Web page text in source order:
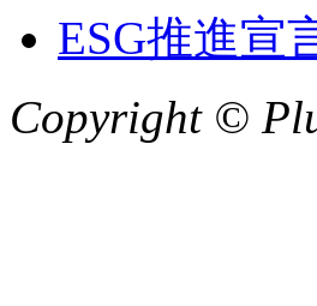
ESG推進宣
Copyright ©